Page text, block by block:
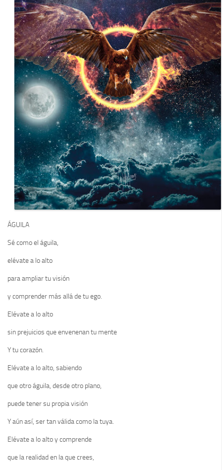
ÁGUILA
Sé como el águila,
elévate a lo alto
para ampliar tu visión
y comprender más allá de tu ego.
Elévate a lo alto
sin prejuicios que envenenan tu mente
Y tu corazón.
Elévate a lo alto, sabiendo
que otro águila, desde otro plano,
puede tener su propia visión
Y aún así, ser tan válida como la tuya.
Elévate a lo alto y comprende
que la realidad en la que crees,